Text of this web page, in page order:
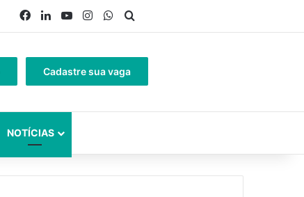
Facebook
LinkedinYouTubeInstagramWhatsApp
Cadastre sua vaga
NOTÍCIAS